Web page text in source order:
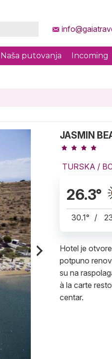
Naša putovanja Incoming
JASMIN
TURSKA /
26.3°
30.1° /
Hotel je
potpuno
su na
à la carte
centar.